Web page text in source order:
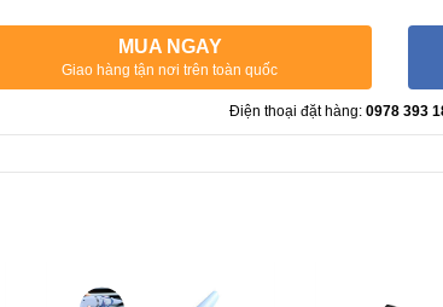
MUA NGAY
Giao hàng tận nơi trên toàn quốc
Điện thoại đặt hàng: 0978 393